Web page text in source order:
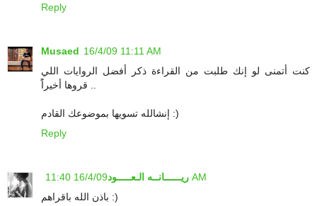
Reply
Musaed 16/4/09 11:11 AM
كنت أتمنى لو إنك طلبت من القراءة ذكر أفضل الروايات اللي
إنشالله تسويها بموضوعك القادم :)
Reply
ريــــــانــه الـعـــــود 16/4/09 11:40 AM
باذن الله باقراهم :)